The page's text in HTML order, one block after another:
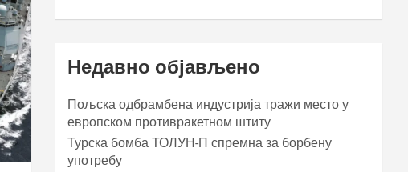
Недавно објављено
Пољска одбрамбена индустрија тражи место у
европском противракетном штиту
Турска бомба ТОЛУН-П спремна за борбену
употребу